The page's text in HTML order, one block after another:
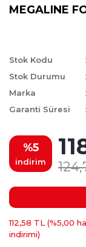
MEGALINE
Stok Kodu
Stok Durumu
Marka
Garanti Süresi
%5
indirim
112,58 TL (%5,00
indirimi)